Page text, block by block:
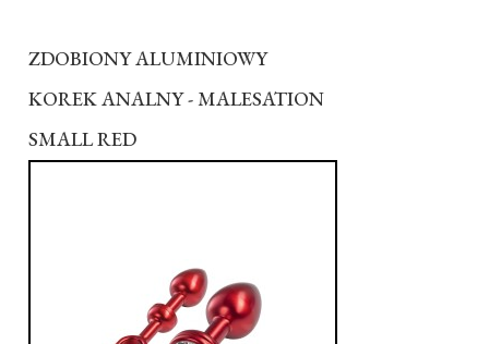
ZDOBIONY ALUMINIOWY
KOREK ANALNY - MALESATION
SMALL RED